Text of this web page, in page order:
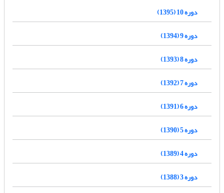
دوره 10 (1395)
دوره 9 (1394)
دوره 8 (1393)
دوره 7 (1392)
دوره 6 (1391)
دوره 5 (1390)
دوره 4 (1389)
دوره 3 (1388)